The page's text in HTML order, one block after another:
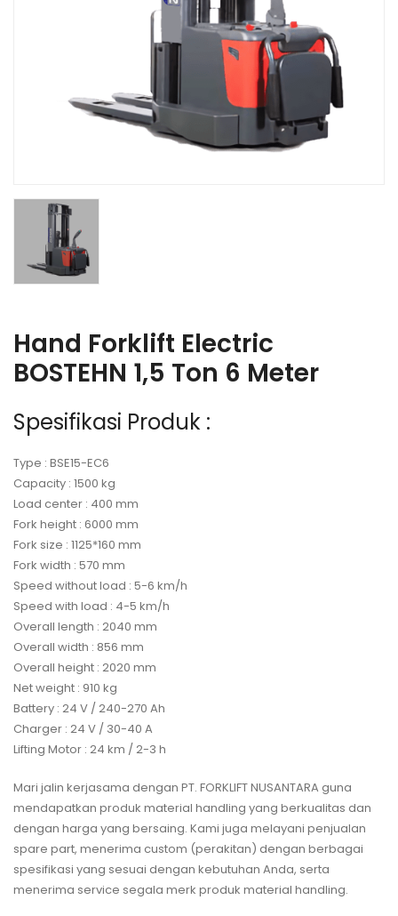
Hand Forklift Electric
BOSTEHN 1,5 Ton 6 Meter
Spesifikasi Produk :
Type : BSE15-EC6
Capacity : 1500 kg
Load center : 400 mm
Fork height : 6000 mm
Fork size : 1125*160 mm
Fork width : 570 mm
Speed without load : 5-6 km/h
Speed with load : 4-5 km/h
Overall length : 2040 mm
Overall width : 856 mm
Overall height : 2020 mm
Net weight : 910 kg
Battery : 24 V / 240-270 Ah
Charger : 24 V / 30-40 A
Lifting Motor : 24 km / 2-3 h
Mari jalin kerjasama dengan PT. FORKLIFT NUSANTARA guna
mendapatkan produk material handling yang berkualitas dan
dengan harga yang bersaing. Kami juga melayani penjualan
spare part, menerima custom (perakitan) dengan berbagai
spesifikasi yang sesuai dengan kebutuhan Anda, serta
menerima service segala merk produk material handling.